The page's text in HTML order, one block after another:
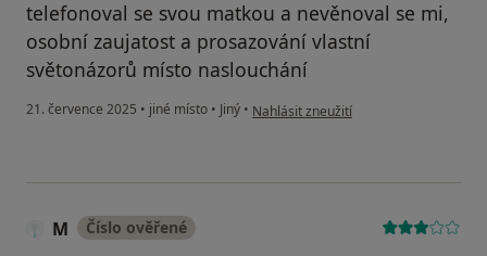
telefonoval se svou matkou a nevěnoval se mi,
osobní zaujatost a prosazování vlastní
světonázorů místo naslouchání
21. července 2025 • jiné místo • Jiný • podle názoru uživatele M
Nahlásit zneužití
M Číslo ověřené